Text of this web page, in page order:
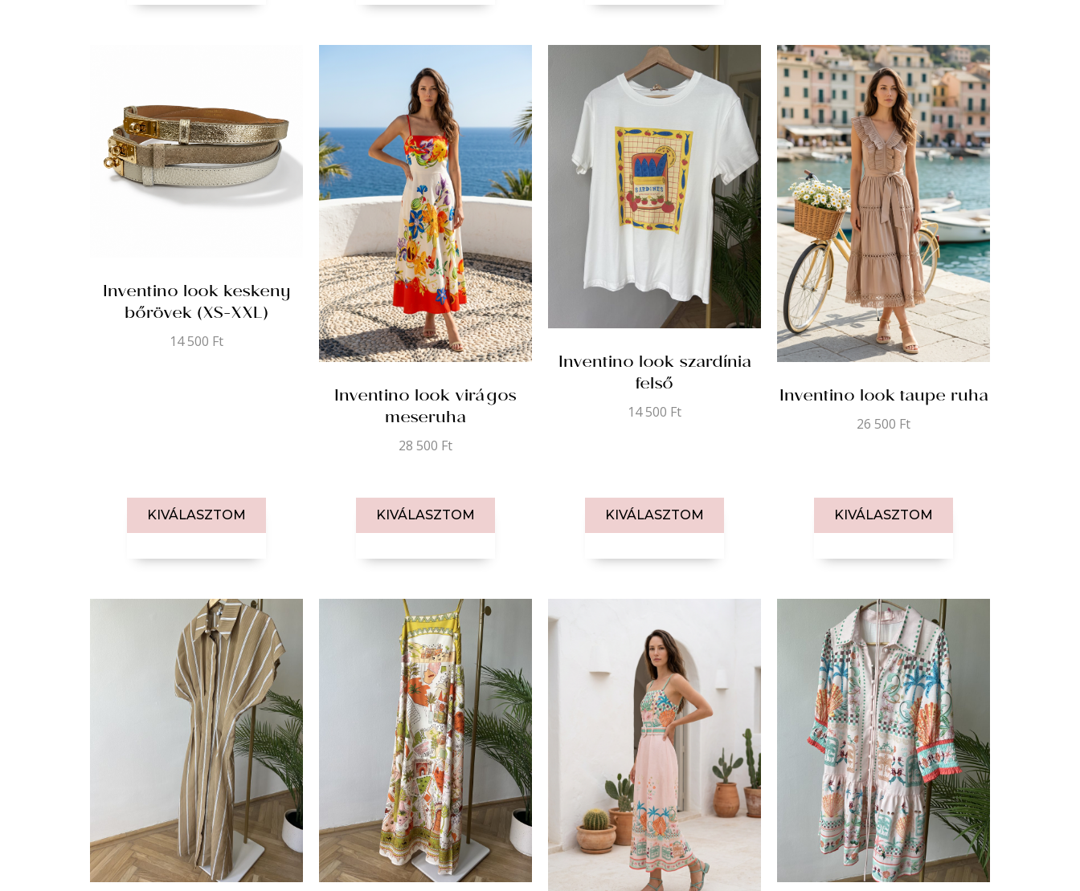
Inventino look keskeny
bőrövek (XS-XXL)
14 500 Ft
KIVÁLASZTOM
Inventino look virágos
meseruha
28 500 Ft
KIVÁLASZTOM
Inventino look szardínia
felső
14 500 Ft
KIVÁLASZTOM
Inventino look taupe ruha
26 500 Ft
KIVÁLASZTOM